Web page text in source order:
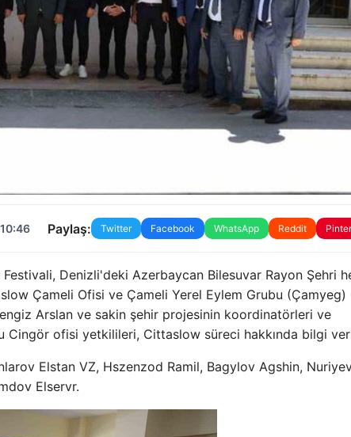
Paylaş: Twitter Facebook WhatsApp Reddit
Festivali, Denizli'deki Azerbaycan Bilesuvar Rayon Şehri
Çameli Ofisi ve Çameli Yerel Eylem Grubu (Çamyeg)
Arslan ve sakin şehir projesinin koordinatörleri ve
Cingör ofisi yetkilileri, Cittaslow süreci hakkında bilgi
Elstan VZ, Hszenzod Ramil, Bagylov Agshin,
Elservr.